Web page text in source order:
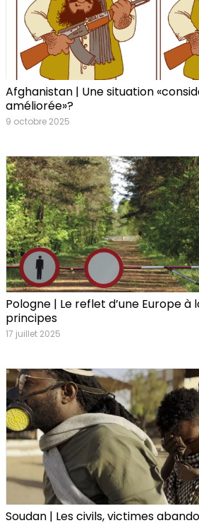
Afghanistan | Une situation
améliorée»?
9 octobre 2025
Pologne | Le reflet d’une Europe
principes
17 juillet 2025
Soudan | Les civils, victimes